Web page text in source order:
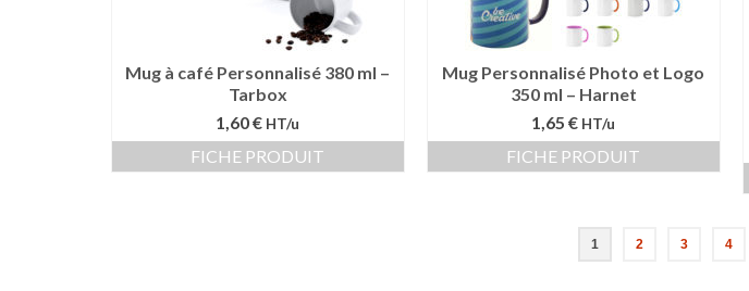
Mug à café Personnalisé 380 ml –
Tarbox
1,60 € HT/u
FICHE PRODUIT
Mug Personnalisé Photo et Logo
350 ml – Harnet
1,65 € HT/u
FICHE PRODUIT
1 2 3 4